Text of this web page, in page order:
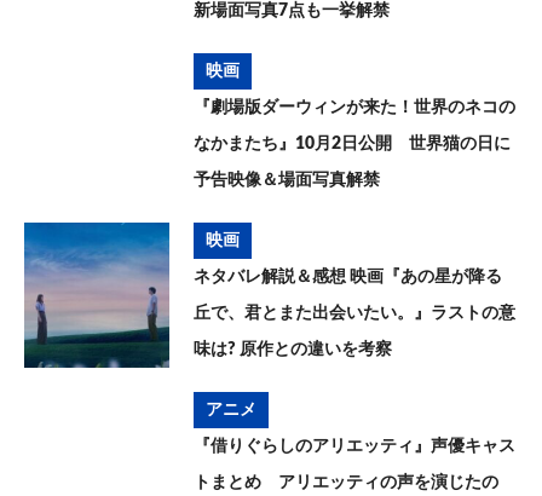
新場面写真7点も一挙解禁
映画
『劇場版ダーウィンが来た！世界のネコの
なかまたち』10月2日公開 世界猫の日に
予告映像＆場面写真解禁
映画
ネタバレ解説＆感想 映画『あの星が降る
丘で、君とまた出会いたい。』ラストの意
味は? 原作との違いを考察
アニメ
『借りぐらしのアリエッティ』声優キャス
トまとめ アリエッティの声を演じたの